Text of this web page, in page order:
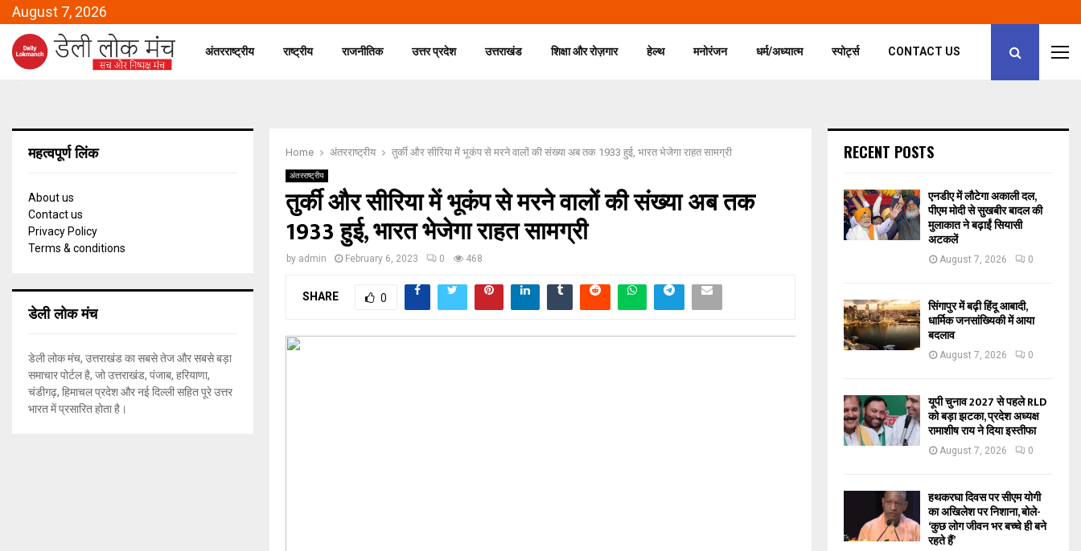
August 7, 2026
अंतरराष्ट्रीय राष्ट्रीय राजनीतिक उत्तर प्रदेश उत्तराखंड शिक्षा और रोज़गार हेल्थ मनोरंजन धर्म/अध्यात्म स्पोर्ट्स CONTACT US
Home अंतरराष्ट्रीय तुर्की और सीरिया में भूकंप से मरने वालों की संख्या अब तक 1933 हुई, भारत भेजेगा राहत सामग्री
अंतरराष्ट्रीय
तुर्की और सीरिया में भूकंप से मरने वालों की संख्या अब तक
1933 हुई, भारत भेजेगा राहत सामग्री
by admin February 6, 2023 0 468
SHARE 0
महत्वपूर्ण लिंक
About us
Contact us
Privacy Policy
Terms & conditions
डेली लोक मंच
डेली लोक मंच, उत्तराखंड का सबसे तेज और सबसे बड़ा
समाचार पोर्टल है, जो उत्तराखंड, पंजाब, हरियाणा,
चंडीगढ़, हिमाचल प्रदेश और नई दिल्ली सहित पूरे उत्तर
भारत में प्रसारित होता है।
RECENT POSTS
एनडीए में लौटेगा अकाली दल,
पीएम मोदी से सुखबीर बादल की
मुलाकात ने बढ़ाईं सियासी
अटकलें
August 7, 2026 0
सिंगापुर में बढ़ी हिंदू आबादी,
धार्मिक जनसांख्यिकी में आया
बदलाव
August 7, 2026 0
यूपी चुनाव 2027 से पहले RLD
को बड़ा झटका, प्रदेश अध्यक्ष
रामाशीष राय ने दिया इस्तीफा
August 7, 2026 0
हथकरघा दिवस पर सीएम योगी
का अखिलेश पर निशाना, बोले-
‘कुछ लोग जीवन भर बच्चे ही बने
रहते हैं’